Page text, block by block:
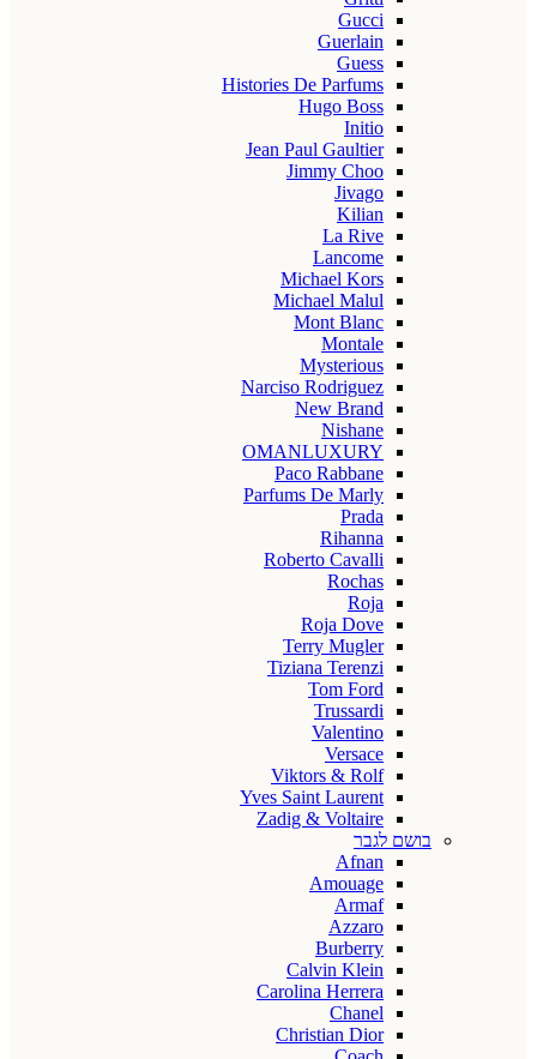
Gucci
Guerlain
Guess
Histories De Parfums
Hugo Boss
Initio
Jean Paul Gaultier
Jimmy Choo
Jivago
Kilian
La Rive
Lancome
Michael Kors
Michael Malul
Mont Blanc
Montale
Mysterious
Narciso Rodriguez
New Brand
Nishane
OMANLUXURY
Paco Rabbane
Parfums De Marly
Prada
Rihanna
Roberto Cavalli
Rochas
Roja
Roja Dove
Terry Mugler
Tiziana Terenzi
Tom Ford
Trussardi
Valentino
Versace
Viktors & Rolf
Yves Saint Laurent
Zadig & Voltaire
בושם לגבר
Afnan
Amouage
Armaf
Azzaro
Burberry
Calvin Klein
Carolina Herrera
Chanel
Christian Dior